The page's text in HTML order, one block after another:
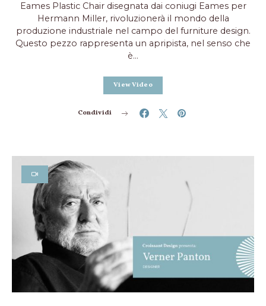
Eames Plastic Chair disegnata dai coniugi Eames per
Hermann Miller, rivoluzionerà il mondo della
produzione industriale nel campo del furniture design.
Questo pezzo rappresenta un apripista, nel senso che
è…
View Video
Condividi